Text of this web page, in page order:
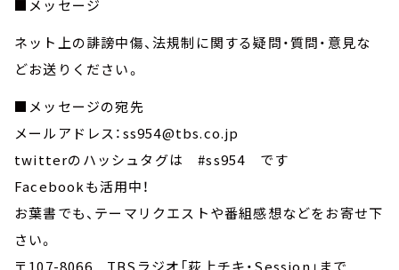
■メッセージ
ネット上の誹謗中傷、法規制に関する疑問・質問・意見な
どお送りください。
■メッセージの宛先
メールアドレス：ss954@tbs.co.jp
twitterのハッシュタグは #ss954 です
Facebookも活用中！
お葉書でも、テーマリクエストや番組感想などをお寄せ下
さい。
〒107-8066 TBSラジオ「荻上チキ・Session」まで